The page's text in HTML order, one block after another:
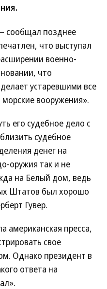
сообщал позднее
что выступал
военно-
что
устаревшими все
вооружения».
его судебное дело с
судебное
денег на
оружия так и не
на Белый дом, ведь
Штатов был хорошо
Гувер.
американская пресса,
свое
Однако президент в
ответа на